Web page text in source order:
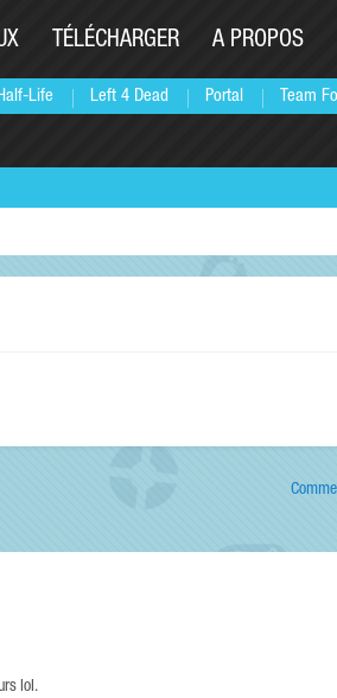
Life Left 4 Dead Portal Team
TÉLÉCHARGER A PROPOS
lol.